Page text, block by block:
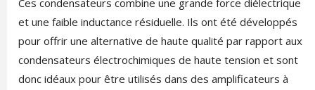
Ces condensateurs combine une grande force diélectrique
et une faible inductance résiduelle. Ils ont été développés
pour offrir une alternative de haute qualité par rapport aux
condensateurs électrochimiques de haute tension et sont
donc idéaux pour être utilisés dans des amplificateurs à